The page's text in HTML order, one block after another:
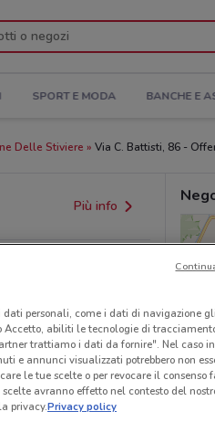
SPORT E MODA BANCHE E
Delle Stiviere Via C. Battisti, 86 -
Più info
l’accuratezza
personali, come i dati di navigazione
abiliti le tecnologie di
trattiamo i dati da fornire". Nel caso
e annunci visualizzati potrebbero non
le tue scelte o per revocare il consenso
avranno effetto nel contesto del
privacy.Privacy policy